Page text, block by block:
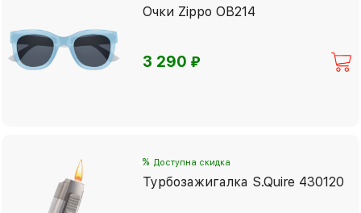
Очки Zippo OB214
3 290⃏
% Доступна скидка
Турбозажигалка S.Quire 430120